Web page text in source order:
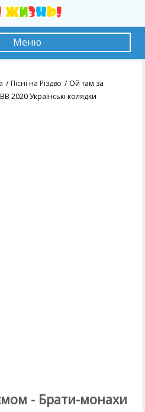
Меню
Пісні на Різдво
Ой там за
2020 Українські колядки
- Брати-монахи